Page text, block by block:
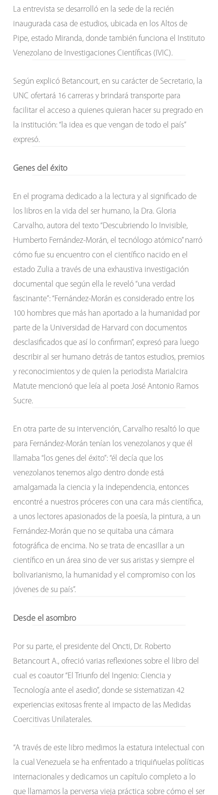
La entrevista se desarrolló en la sede de la recién
inaugurada casa de estudios, ubicada en los Altos de
Pipe, estado Miranda, donde también funciona el Instituto
Venezolano de Investigaciones Científicas (IVIC).
Según explicó Betancourt, en su carácter de Secretario, la
UNC ofertará 16 carreras y brindará transporte para
facilitar el acceso a quienes quieran hacer su pregrado en
la institución: “la idea es que vengan de todo el país”
expresó.
Genes del éxito
En el programa dedicado a la lectura y al significado de
los libros en la vida del ser humano, la Dra. Gloria
Carvalho, autora del texto “Descubriendo lo Invisible,
Humberto Fernández-Morán, el tecnólogo atómico” narró
cómo fue su encuentro con el científico nacido en el
estado Zulia a través de una exhaustiva investigación
documental que según ella le reveló “una verdad
fascinante”: “Fernández-Morán es considerado entre los
100 hombres que más han aportado a la humanidad por
parte de la Universidad de Harvard con documentos
desclasificados que así lo confirman”, expresó para luego
describir al ser humano detrás de tantos estudios, premios
y reconocimientos y de quien la periodista Marialcira
Matute mencionó que leía al poeta José Antonio Ramos
Sucre.
En otra parte de su intervención, Carvalho resaltó lo que
para Fernández-Morán tenían los venezolanos y que él
llamaba “los genes del éxito”: “él decía que los
venezolanos tenemos algo dentro donde está
amalgamada la ciencia y la independencia, entonces
encontré a nuestros próceres con una cara más científica,
a unos lectores apasionados de la poesía, la pintura, a un
Fernández-Morán que no se quitaba una cámara
fotográfica de encima. No se trata de encasillar a un
científico en un área sino de ver sus aristas y siempre el
bolivarianismo, la humanidad y el compromiso con los
jóvenes de su país”.
Desde el asombro
Por su parte, el presidente del Oncti, Dr. Roberto
Betancourt A., ofreció varias reflexiones sobre el libro del
cual es coautor “El Triunfo del Ingenio: Ciencia y
Tecnología ante el asedio”, donde se sistematizan 42
experiencias exitosas frente al impacto de las Medidas
Coercitivas Unilaterales.
“A través de este libro medimos la estatura intelectual con
la cual Venezuela se ha enfrentado a triquiñuelas políticas
internacionales y dedicamos un capítulo completo a lo
que llamamos la perversa vieja práctica sobre cómo el ser